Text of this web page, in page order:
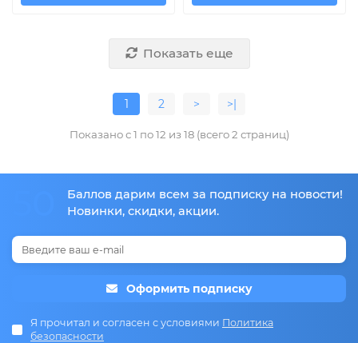
Показать еще
1 2 > >|
Показано с 1 по 12 из 18 (всего 2 страниц)
Баллов дарим всем за подписку на новости!
Новинки, скидки, акции.
Оформить подписку
Я прочитал и согласен с условиями Политика
безопасности